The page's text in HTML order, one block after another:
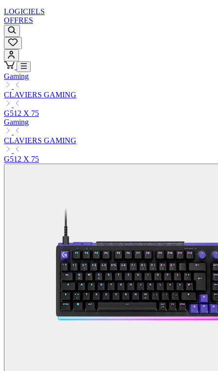
LOGICIELS
OFFRES
Gaming
CLAVIERS GAMING
G512 X 75
Gaming
CLAVIERS GAMING
G512 X 75